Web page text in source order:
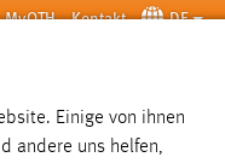
MyOTH Kontakt DE
SUCHE
Einige von ihnen
andere uns helfen,